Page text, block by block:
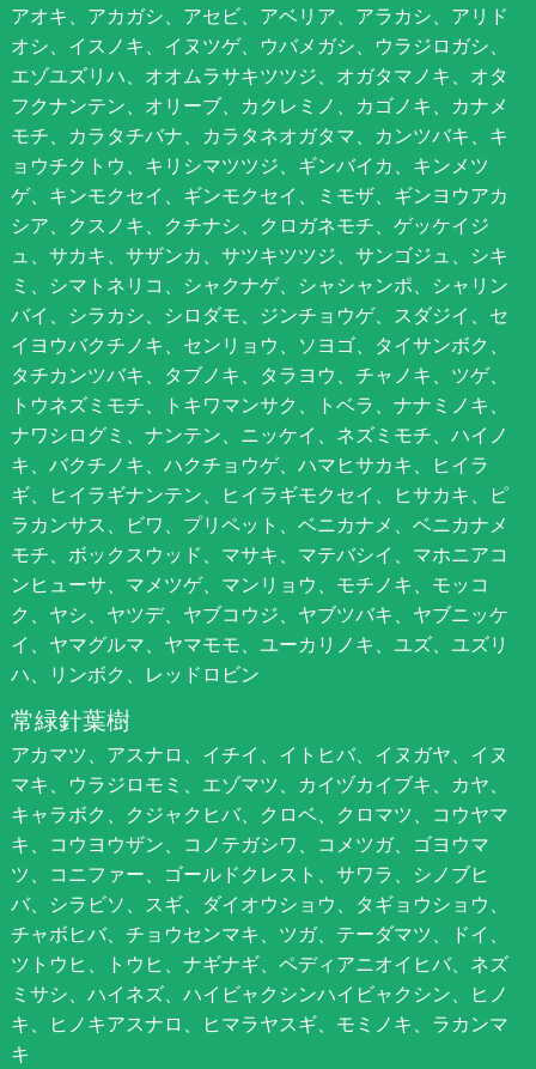
アオキ、アカガシ、アセビ、アベリア、アラカシ、アリド
オシ、イスノキ、イヌツゲ、ウバメガシ、ウラジロガシ、
エゾユズリハ、オオムラサキツツジ、オガタマノキ、オタ
フクナンテン、オリーブ、カクレミノ、カゴノキ、カナメ
モチ、カラタチバナ、カラタネオガタマ、カンツバキ、キ
ョウチクトウ、キリシマツツジ、ギンバイカ、キンメツ
ゲ、キンモクセイ、ギンモクセイ、ミモザ、ギンヨウアカ
シア、クスノキ、クチナシ、クロガネモチ、ゲッケイジ
ュ、サカキ、サザンカ、サツキツツジ、サンゴジュ、シキ
ミ、シマトネリコ、シャクナゲ、シャシャンポ、シャリン
バイ、シラカシ、シロダモ、ジンチョウゲ、スダジイ、セ
イヨウバクチノキ、センリョウ、ソヨゴ、タイサンボク、
タチカンツバキ、タブノキ、タラヨウ、チャノキ、ツゲ、
トウネズミモチ、トキワマンサク、トベラ、ナナミノキ、
ナワシログミ、ナンテン、ニッケイ、ネズミモチ、ハイノ
キ、バクチノキ、ハクチョウゲ、ハマヒサカキ、ヒイラ
ギ、ヒイラギナンテン、ヒイラギモクセイ、ヒサカキ、ピ
ラカンサス、ビワ、プリペット、ベニカナメ、ベニカナメ
モチ、ボックスウッド、マサキ、マテバシイ、マホニアコ
ンヒューサ、マメツゲ、マンリョウ、モチノキ、モッコ
ク、ヤシ、ヤツデ、ヤブコウジ、ヤブツバキ、ヤブニッケ
イ、ヤマグルマ、ヤマモモ、ユーカリノキ、ユズ、ユズリ
ハ、リンボク、レッドロビン
常緑針葉樹
アカマツ、アスナロ、イチイ、イトヒバ、イヌガヤ、イヌ
マキ、ウラジロモミ、エゾマツ、カイヅカイブキ、カヤ、
キャラボク、クジャクヒバ、クロベ、クロマツ、コウヤマ
キ、コウヨウザン、コノテガシワ、コメツガ、ゴヨウマ
ツ、コニファー、ゴールドクレスト、サワラ、シノブヒ
バ、シラビソ、スギ、ダイオウショウ、タギョウショウ、
チャボヒバ、チョウセンマキ、ツガ、テーダマツ、ドイ、
ツトウヒ、トウヒ、ナギナギ、ペディアニオイヒバ、ネズ
ミサシ、ハイネズ、ハイビャクシンハイビャクシン、ヒノ
キ、ヒノキアスナロ、ヒマラヤスギ、モミノキ、ラカンマ
キ